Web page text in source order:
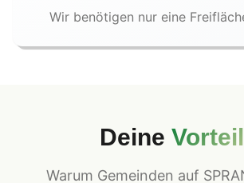
Wir benötigen nur eine
Deine
Warum Gemeinden auf